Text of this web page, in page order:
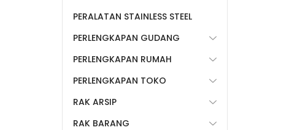
PERALATAN STAINLESS STEEL
PERLENGKAPAN GUDANG
PERLENGKAPAN RUMAH
PERLENGKAPAN TOKO
RAK ARSIP
RAK BARANG